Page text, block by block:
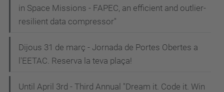
in Space Missions - FAPEC, an efficient and outlier-
resilient data compressor"
Dijous 31 de març - Jornada de Portes Obertes a
l'EETAC. Reserva la teva plaça!
Until April 3rd - Third Annual "Dream it. Code it. Win